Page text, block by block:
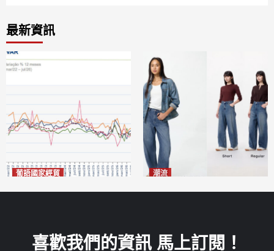
最新資訊
葡語國家經貿 潮流
喜歡我們的資訊 馬上訂閱！